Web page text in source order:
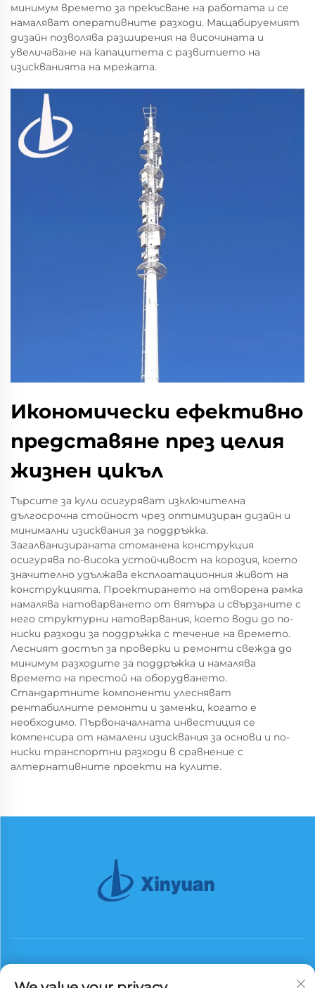
минимум времето за прекъсване на работата и се
намаляват оперативните разходи. Мащабируемият
дизайн позволява разширения на височината и
увеличаване на капацитета с развитието на
изискванията на мрежата.
Икономически ефективно
представяне през целия
жизнен цикъл
Търсите за кули осигуряват изключителна
дългосрочна стойност чрез оптимизиран дизайн и
минимални изисквания за поддръжка.
Загалванизираната стоманена конструкция
осигурява по-висока устойчивост на корозия, което
значително удължава експлоатационния живот на
конструкцията. Проектирането на отворена рамка
намалява натоварването от вятъра и свързаните с
него структурни натоварвания, което води до по-
ниски разходи за поддръжка с течение на времето.
Лесният достъп за проверки и ремонти свежда до
минимум разходите за поддръжка и намалява
времето на престой на оборудването.
Стандартните компоненти улесняват
рентабилните ремонти и заменки, когато е
необходимо. Първоначалната инвестиция се
компенсира от намалени изисквания за основи и по-
ниски транспортни разходи в сравнение с
алтернативните проекти на кулите.